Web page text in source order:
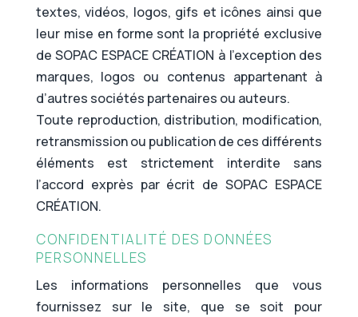
textes, vidéos, logos, gifs et icônes ainsi que
leur mise en forme sont la propriété exclusive
de SOPAC ESPACE CRÉATION à l’exception des
marques, logos ou contenus appartenant à
d’autres sociétés partenaires ou auteurs.
Toute reproduction, distribution, modification,
retransmission ou publication de ces différents
éléments est strictement interdite sans
l’accord exprès par écrit de SOPAC ESPACE
CRÉATION.
CONFIDENTIALITÉ DES DONNÉES
PERSONNELLES
Les informations personnelles que vous
fournissez sur le site, que se soit pour